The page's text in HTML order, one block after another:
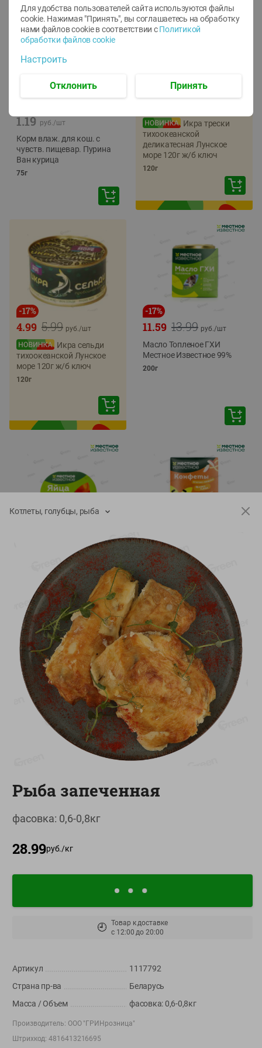
1.19 руб./шт
Корм влаж. для кош. с
чувств. пищевар. Пурина
Ван курица
75г
Икра трески
тихоокеанской
деликатесная Лунское
море 120г ж/б ключ
120г
-17%
5.99
4.99 руб./шт
Икра сельди
тихоокеанской Лунское
море 120г ж/б ключ
120г
-17%
13.99
11.59 руб./шт
Масло Топленое ГХИ
Местное Известное 99%
200г
руб./шт
Яйца перепелиные
копченые Молодецкие
Местное известное 20 шт
упак Солигорска п/ф
20шт в уп
4.99
3.99
Конфеты фруктово-
ягодные Местное
известное яблоко-тыква
Хоба
60г
Показано 1-14 из 78
Показать 15-28 из 78
О сервисе
Настройки файлов cookie
Мой Green
доставкой и бонусной картой
AppGallery
выходной
Пишите нам свои вопросы, предложения и комментарии
Котлеты, голубцы, рыба
Рыба запеченная
фасовка: 0,6-0,8кг
28.99руб./кг
🕘 Товар к доставке
с 12:00 до20:00
Артикул
1117792
Страна пр-ва
Беларусь
Масса / Объем
фасовка: 0,6-0,8кг
Производитель: ООО "ГРИНрозница"
Штрихкод:4816413216695
Для удобства пользователей сайта используются файлы
cookie. Нажимая "Принять", вы соглашаетесь на обработку
нами файлов cookie в соответствии с Политикой
обработки файлов cookie
Настроить
Отклонить Принять